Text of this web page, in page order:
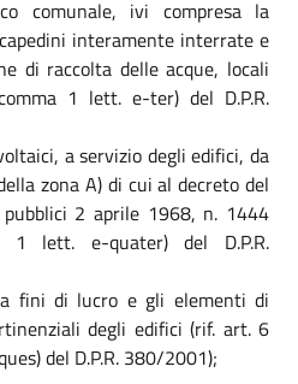
comunale, ivi compresa la
interamente interrate e
di raccolta delle acque, locali
1 lett. e-ter) del D.P.R.
a servizio degli edifici, da
zona A) di cui al decreto del
2 aprile 1968, n. 1444
lett. e-quater) del D.P.R.
fini di lucro e gli elementi di
degli edifici (rif. art. 6
del D.P.R. 380/2001);